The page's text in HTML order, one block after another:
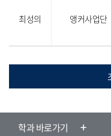
최성의 앵커사업단
학과 바로가기